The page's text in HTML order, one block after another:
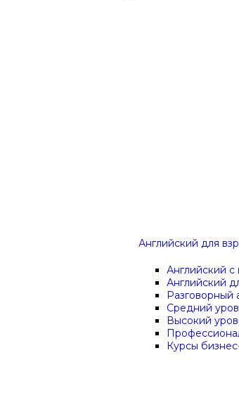
Английский для
Английский с
Английский
Разговорный
Средний
Высокий
Курсы